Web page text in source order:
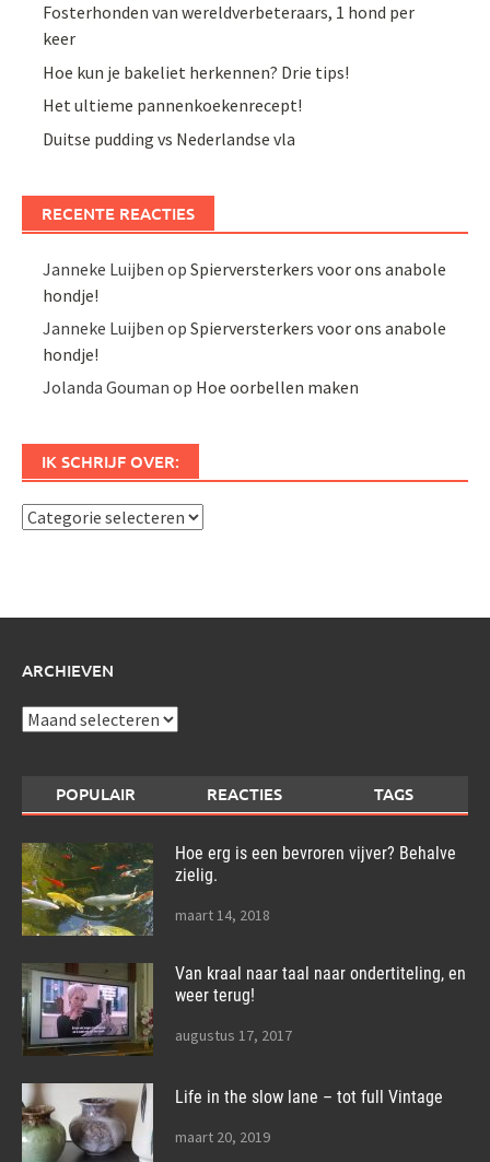
Fosterhonden van wereldverbeteraars, 1 hond per
keer
Hoe kun je bakeliet herkennen? Drie tips!
Het ultieme pannenkoekenrecept!
Duitse pudding vs Nederlandse vla
RECENTE REACTIES
Janneke Luijben opSpierversterkers voor ons anabole
hondje!
Janneke Luijben opSpierversterkers voor ons anabole
hondje!
Jolanda Gouman op Hoe oorbellen maken
IK SCHRIJF OVER:
Ik
ARCHIEVEN
Archieven
POPULAIR REACTIES TAGS
Hoe erg is een bevroren vijver? Behalve
zielig.
maart 14, 2018
Van kraal naar taal naar ondertiteling, en
weer terug!
augustus 17, 2017
Life in the slow lane – tot full Vintage
maart 20, 2019